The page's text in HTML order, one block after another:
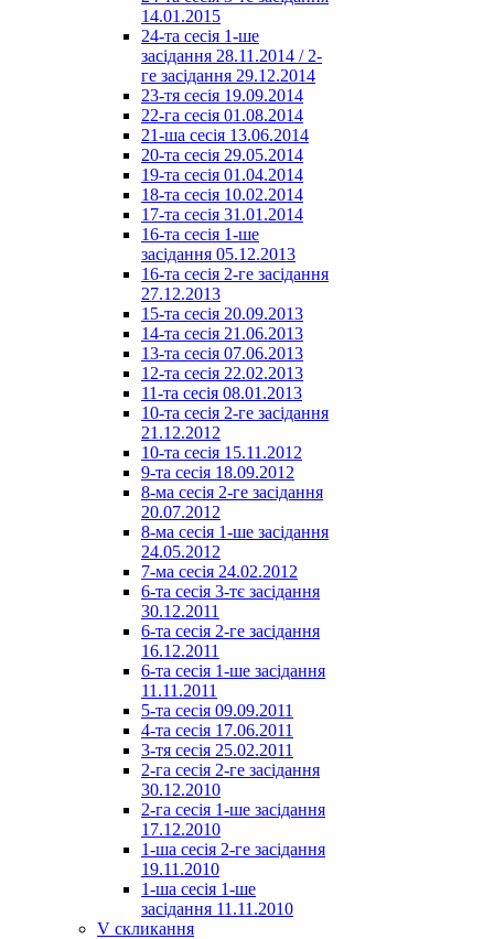
14.01.2015
24-та сесія 1-ше
засідання 28.11.2014 / 2-
ге засідання 29.12.2014
23-тя сесія 19.09.2014
22-га сесія 01.08.2014
21-ша сесія 13.06.2014
20-та сесія 29.05.2014
19-та сесія 01.04.2014
18-та сесія 10.02.2014
17-та сесія 31.01.2014
16-та сесія 1-ше
засідання 05.12.2013
16-та сесія 2-ге засідання
27.12.2013
15-та сесія 20.09.2013
14-та сесія 21.06.2013
13-та сесія 07.06.2013
12-та сесія 22.02.2013
11-та сесія 08.01.2013
10-та сесія 2-ге засідання
21.12.2012
10-та сесія 15.11.2012
9-та сесія 18.09.2012
8-ма сесія 2-ге засідання
20.07.2012
8-ма сесія 1-ше засідання
24.05.2012
7-ма сесія 24.02.2012
6-та сесія 3-тє засідання
30.12.2011
6-та сесія 2-ге засідання
16.12.2011
6-та сесія 1-ше засідання
11.11.2011
5-та сесія 09.09.2011
4-та сесія 17.06.2011
3-тя сесія 25.02.2011
2-га сесія 2-ге засідання
30.12.2010
2-га сесія 1-ше засідання
17.12.2010
1-ша сесія 2-ге засідання
19.11.2010
1-ша сесія 1-ше
засідання 11.11.2010
V скликання